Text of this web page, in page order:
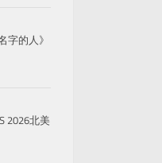
字的人》
2026北美